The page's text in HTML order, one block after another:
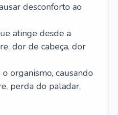
desconforto ao
atinge desde a
dor de cabeça, dor
organismo, causando
perda do paladar,